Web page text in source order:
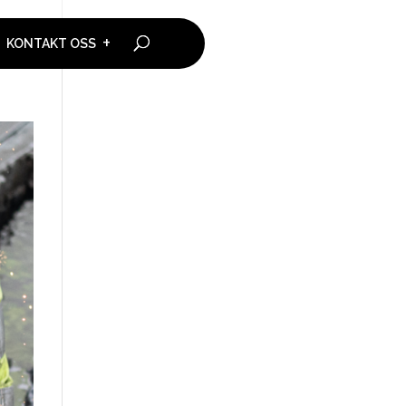
KONTAKT OSS